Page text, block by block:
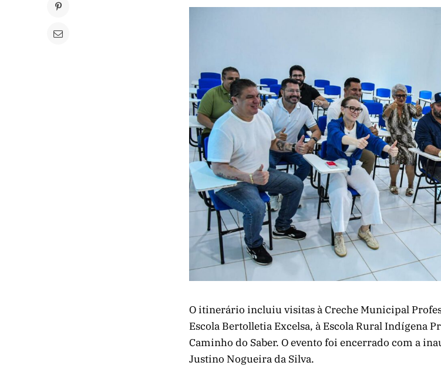
O itinerário incluiu visitas à Creche Municipal
Escola Bertolletia Excelsa, à Escola Rural Indígena
Caminho do Saber. O evento foi encerrado com a
Justino Nogueira da Silva.